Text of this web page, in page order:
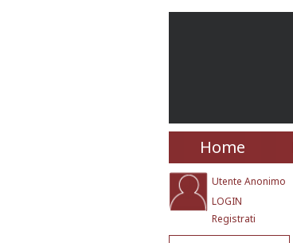
Home
Utente Anonimo
LOGIN
Registrati